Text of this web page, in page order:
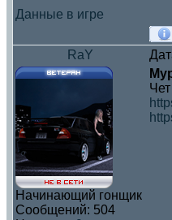
Данные в игре
RaY
Начинающий гонщик
Сообщений: 504